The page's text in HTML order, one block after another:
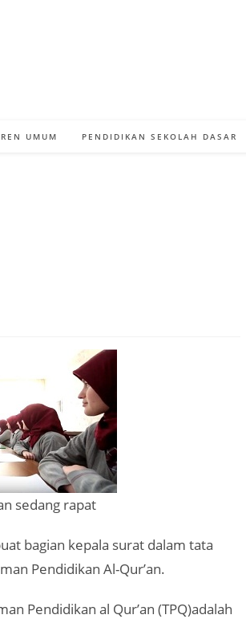
UMUM PENDIDIKAN SEKOLAH DASAR
sedang rapat
bagian kepala surat dalam tata
Pendidikan Al-Qur’an.
Pendidikan al Qur’an (TPQ)adalah